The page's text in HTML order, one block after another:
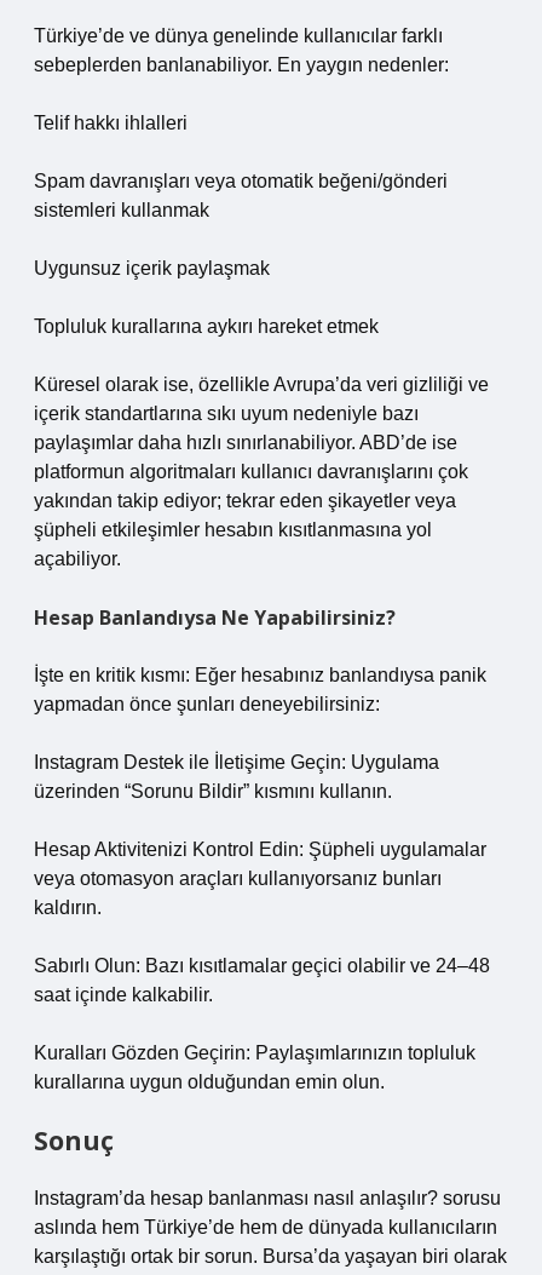
Türkiye’de ve dünya genelinde kullanıcılar farklı
sebeplerden banlanabiliyor. En yaygın nedenler:
Telif hakkı ihlalleri
Spam davranışları veya otomatik beğeni/gönderi
sistemleri kullanmak
Uygunsuz içerik paylaşmak
Topluluk kurallarına aykırı hareket etmek
Küresel olarak ise, özellikle Avrupa’da veri gizliliği ve
içerik standartlarına sıkı uyum nedeniyle bazı
paylaşımlar daha hızlı sınırlanabiliyor. ABD’de ise
platformun algoritmaları kullanıcı davranışlarını çok
yakından takip ediyor; tekrar eden şikayetler veya
şüpheli etkileşimler hesabın kısıtlanmasına yol
açabiliyor.
Hesap Banlandıysa Ne Yapabilirsiniz?
İşte en kritik kısmı: Eğer hesabınız banlandıysa panik
yapmadan önce şunları deneyebilirsiniz:
Instagram Destek ile İletişime Geçin: Uygulama
üzerinden “Sorunu Bildir” kısmını kullanın.
Hesap Aktivitenizi Kontrol Edin: Şüpheli uygulamalar
veya otomasyon araçları kullanıyorsanız bunları
kaldırın.
Sabırlı Olun: Bazı kısıtlamalar geçici olabilir ve 24–48
saat içinde kalkabilir.
Kuralları Gözden Geçirin: Paylaşımlarınızın topluluk
kurallarına uygun olduğundan emin olun.
Sonuç
Instagram’da hesap banlanması nasıl anlaşılır? sorusu
aslında hem Türkiye’de hem de dünyada kullanıcıların
karşılaştığı ortak bir sorun. Bursa’da yaşayan biri olarak